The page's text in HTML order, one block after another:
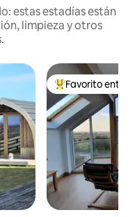
estas estadías están
limpieza y otros
Favorito entre
Favorito entre